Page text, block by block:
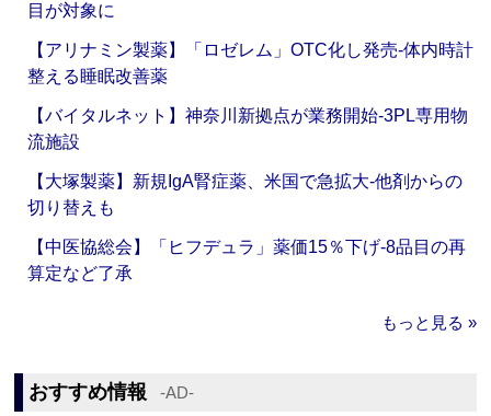
目が対象に
【アリナミン製薬】「ロゼレム」OTC化し発売‐体内時計
整える睡眠改善薬
【バイタルネット】神奈川新拠点が業務開始‐3PL専用物
流施設
【大塚製薬】新規IgA腎症薬、米国で急拡大‐他剤からの
切り替えも
【中医協総会】「ヒフデュラ」薬価15％下げ‐8品目の再
算定など了承
もっと見る »
おすすめ情報 ‐AD‐